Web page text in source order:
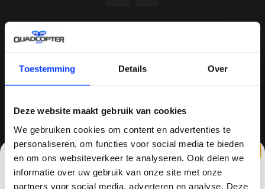
Toestemming Details Over
Deze website maakt gebruik van cookies
We gebruiken cookies om content en advertenties te
personaliseren, om functies voor social media te bieden
en om ons websiteverkeer te analyseren. Ook delen we
informatie over uw gebruik van onze site met onze
partners voor social media, adverteren en analyse. Deze
QUADCOPTER-SHOP.NL
Sinds 2014 is quadcopter-shop een bekende
speler op het gebied van drones, quadcopters,